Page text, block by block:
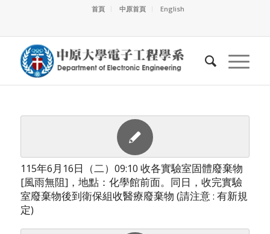
首頁 中原首頁 English
115年6月16日（二）09:10 收各實驗室固體廢棄物
[風雨無阻]，地點：化學館前面。同日，收完實驗
室廢棄物後到衛保組收醫療廢棄物 (請注意 : 有新規
定)